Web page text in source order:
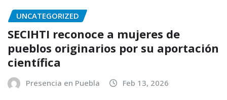
UNCATEGORIZED
SECIHTI reconoce a mujeres de
pueblos originarios por su aportación
científica
Presencia en Puebla Feb 13, 2026